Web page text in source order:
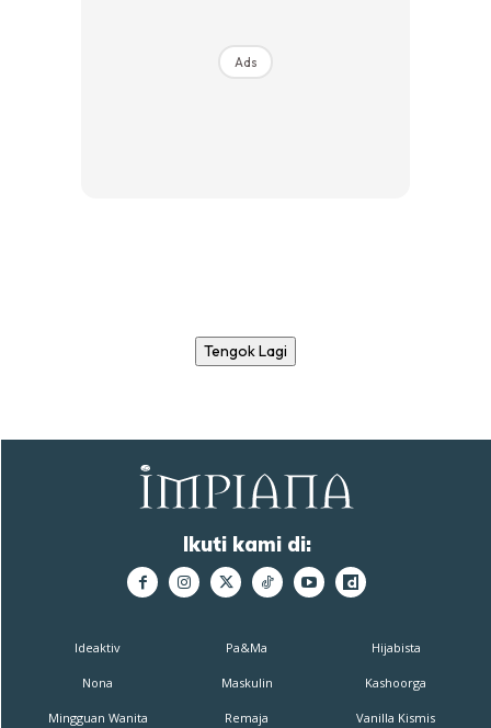
Ads
Tengok Lagi
Ikuti kami di:
Ideaktiv
Nona
Mingguan Wanita
Pa&Ma
Maskulin
Remaja
Hijabista
Kashoorga
Vanilla Kismis